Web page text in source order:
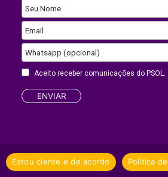
Your
Website
Seu Nome
Email
Whatsapp (opcional)
Aceito receber comunicações do PSOL.
ENVIAR
Estou ciente e de acordo Política